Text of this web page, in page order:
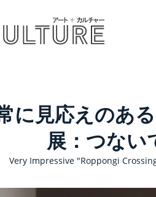
に見応えのあ
展：つない
Very Impressive "Roppongi